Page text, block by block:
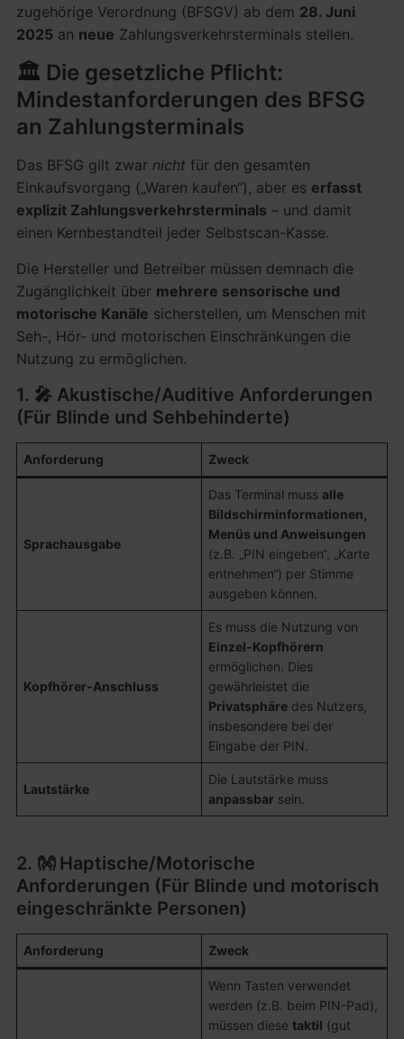
zugehörige Verordnung (BFSGV) ab dem 28. Juni
2025 an neue Zahlungsverkehrsterminals stellen.
🏛️ Die gesetzliche Pflicht:
Mindestanforderungen des BFSG
an Zahlungsterminals
Das BFSG gilt zwar nichtfür den gesamten
Einkaufsvorgang („Waren kaufen“), aber es erfasst
explizit Zahlungsverkehrsterminals – und damit
einen Kernbestandteil jeder Selbstscan-Kasse.
Die Hersteller und Betreiber müssen demnach die
Zugänglichkeit über mehrere sensorische und
motorische Kanäle sicherstellen, um Menschen mit
Seh-, Hör- und motorischen Einschränkungen die
Nutzung zu ermöglichen.
1. 🎤 Akustische/Auditive Anforderungen
(Für Blinde und Sehbehinderte)
Anforderung Zweck
Sprachausgabe
Das Terminal muss alle
Bildschirminformationen,
Menüs und Anweisungen
(z.B. „PIN eingeben“, „Karte
entnehmen“) per Stimme
ausgeben können.
Kopfhörer-Anschluss
Es muss die Nutzung von
Einzel-Kopfhörern
ermöglichen. Dies
gewährleistet die
Privatsphäredes Nutzers,
insbesondere bei der
Eingabe der PIN.
Lautstärke
Die Lautstärke muss
anpassbarsein.
2. 👐 Haptische/Motorische
Anforderungen (Für Blinde und motorisch
eingeschränkte Personen)
Anforderung Zweck
Wenn Tasten verwendet
werden (z.B. beim PIN-Pad),
müssen diese taktil (gut